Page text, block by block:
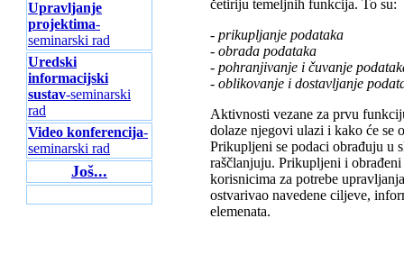
Upravljanje
projektima-
seminarski rad
Uredski
informacijski
sustav-seminarski
rad
Video konferencija-
seminarski rad
Još...
četiriju temeljnih funkcija. To su:
- prikupljanje podataka
- obrada podataka
- pohranjivanje i čuvanje
- oblikovanje i dostavljanje
Aktivnosti vezane za prvu
dolaze njegovi ulazi i kako će se
Prikupljeni se podaci obrađuju u
raščlanjuju. Prikupljeni i
korisnicima za potrebe
ostvarivao navedene ciljeve,
elemenata.